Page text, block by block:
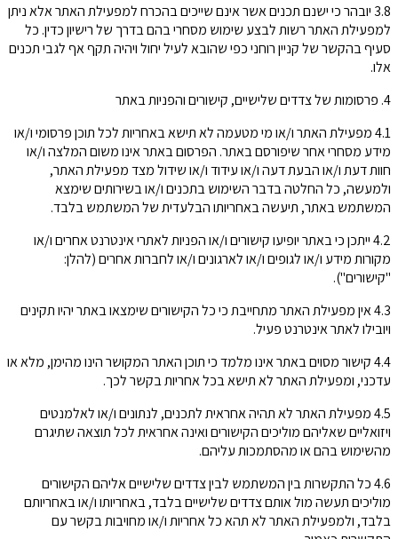
3.8 יובהר כי ישנם תכנים אשר אינם שייכים בהכרח למפעילת האתר אלא ניתן
למפעילת האתר רשות לבצע שימוש מסחרי בהם בדרך של רישיון כדין. כל
סעיף בהקשר של קניין רוחני כפי שהובא לעיל יחול ויהיה תקף אף לגבי תכנים
אלו.
4. פרסומות של צדדים שלישיים, קישורים והפניות באתר
4.1 מפעילת האתר ו/או מי מטעמה לא תישא באחריות לכל תוכן פרסומי ו/או
מידע מסחרי אחר שיפורסם באתר. הפרסום באתר אינו משום המלצה ו/או
חוות דעת ו/או הבעת דעה ו/או עידוד ו/או שידול מצד מפעילת האתר,
ולמעשה, כל החלטה בדבר השימוש בתכנים ו/או בשירותים שימצא
המשתמש באתר, תיעשה באחריותו הבלעדית של המשתמש בלבד.
4.2 ייתכן כי באתר יופיעו קישורים ו/או הפניות לאתרי אינטרנט אחרים ו/או
מקורות מידע ו/או לגופים ו/או לארגונים ו/או לחברות אחרים (להלן:
"קישורים").
4.3 אין מפעילת האתר מתחייבת כי כל הקישורים שימצאו באתר יהיו תקינים
ויובילו לאתר אינטרנט פעיל.
4.4 קישור מסוים באתר אינו מלמד כי תוכן האתר המקושר הינו מהימן, מלא או
עדכני, ומפעילת האתר לא תישא בכל אחריות בקשר לכך.
4.5 מפעילת האתר לא תהיה אחראית לתכנים, לנתונים ו/או לאלמנטים
ויזואליים שאליהם מוליכים הקישורים ואינה אחראית לכל תוצאה שתיגרם
מהשימוש בהם או מהסתמכות עליהם.
4.6 כל התקשרות בין המשתמש לבין צדדים שלישיים אליהם הקישורים
מוליכים תעשה מול אותם צדדים שלישיים בלבד, באחריותו ו/או באחריותם
בלבד, ולמפעילת האתר לא תהא כל אחריות ו/או מחויבות בקשר עם